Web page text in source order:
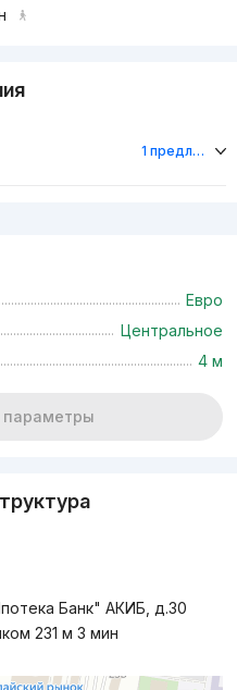
1 предложение
Евро
Центральное
4 м
параметры
Банк" АКИБ, д.30
231 м 3 мин